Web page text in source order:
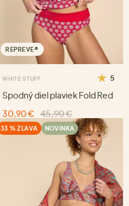
REPREVE®
WHITE STUFF 5
Spodný diel plaviek Fold Red
30,90 €
45,90 €
33 % ZĽAVA NOVINKA